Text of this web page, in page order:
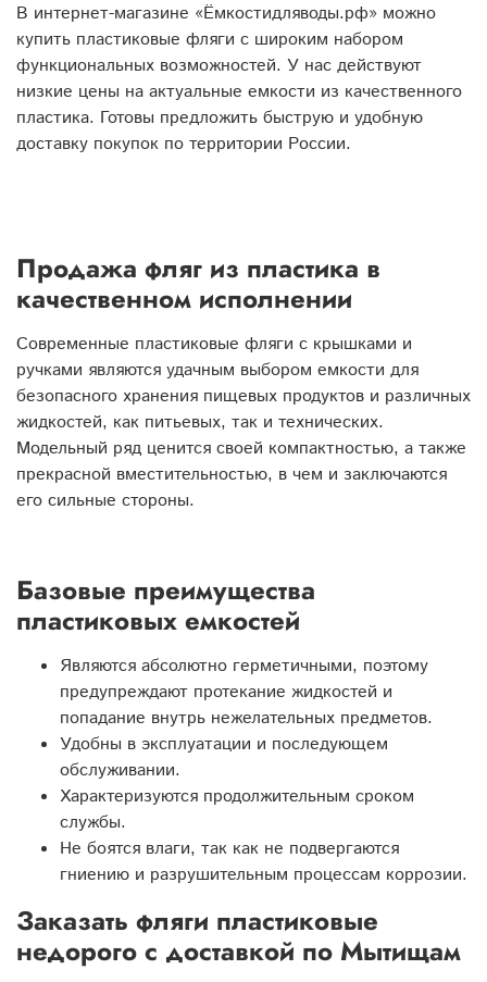
В интернет-магазине «Ёмкостидляводы.рф» можно
купить пластиковые фляги с широким набором
функциональных возможностей. У нас действуют
низкие цены на актуальные емкости из качественного
пластика. Готовы предложить быструю и удобную
доставку покупок по территории России.
Продажа фляг из пластика в
качественном исполнении
Современные пластиковые фляги с крышками и
ручками являются удачным выбором емкости для
безопасного хранения пищевых продуктов и различных
жидкостей, как питьевых, так и технических.
Модельный ряд ценится своей компактностью, а также
прекрасной вместительностью, в чем и заключаются
его сильные стороны.
Базовые преимущества
пластиковых емкостей
Являются абсолютно герметичными, поэтому
предупреждают протекание жидкостей и
попадание внутрь нежелательных предметов.
Удобны в эксплуатации и последующем
обслуживании.
Характеризуются продолжительным сроком
службы.
Не боятся влаги, так как не подвергаются
гниению и разрушительным процессам коррозии.
Заказать фляги пластиковые
недорого с доставкой по Мытищам